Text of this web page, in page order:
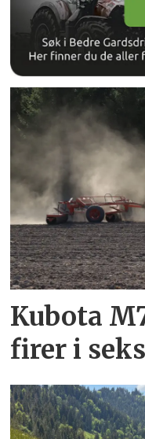
Kubota
firer i